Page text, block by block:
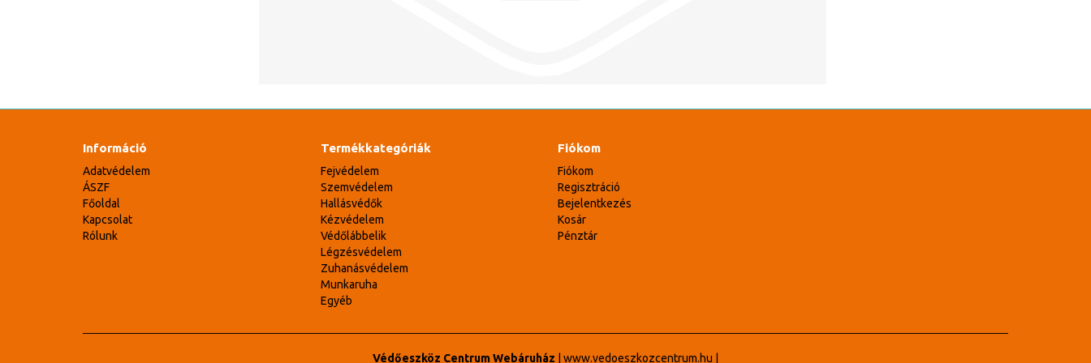
Információ
Adatvédelem
ÁSZF
Főoldal
Kapcsolat
Rólunk
Termékkategóriák
Fejvédelem
Szemvédelem
Hallásvédők
Kézvédelem
Védőlábbelik
Légzésvédelem
Zuhanásvédelem
Munkaruha
Egyéb
Fiókom
Fiókom
Regisztráció
Bejelentkezés
Kosár
Pénztár
Védőeszköz Centrum Webáruház www.vedoeszkozcentrum.hu